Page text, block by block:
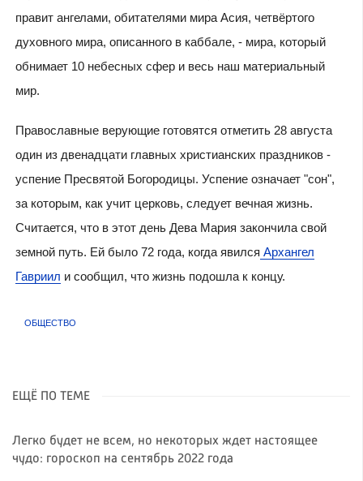
правит ангелами, обитателями мира Асия, четвёртого
духовного мира, описанного в каббале, - мира, который
обнимает 10 небесных сфер и весь наш материальный
мир.
Православные верующие готовятся отметить 28 августа
один из двенадцати главных христианских праздников -
успение Пресвятой Богородицы. Успение означает "сон",
за которым, как учит церковь, следует вечная жизнь.
Считается, что в этот день Дева Мария закончила свой
земной путь. Ей было 72 года, когда явился Архангел
Гавриил и сообщил, что жизнь подошла к концу.
ОБЩЕСТВО
ЕЩЁ ПО ТЕМЕ
Легко будет не всем, но некоторых ждет настоящее
чудо: гороскоп на сентябрь 2022 года